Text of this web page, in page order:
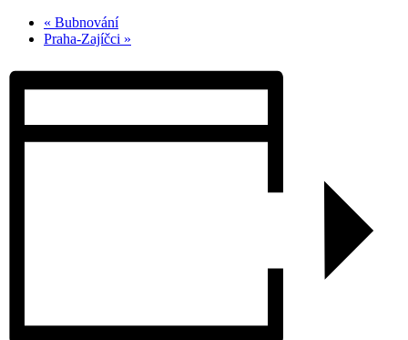
« Bubnování
Praha-Zajíčci »